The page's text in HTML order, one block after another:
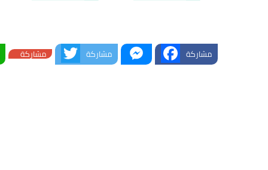
مشاركة Facebook
Messenger
مشاركة Twitterمشاركة